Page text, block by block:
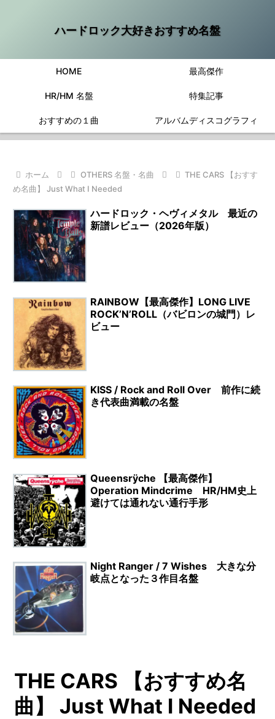
ハードロック大好きおすすめ名盤
HOME 最高傑作
HR/HM 名盤 特集記事
おすすめの１曲 アルバムディスコグラフィ
ホーム OTHERS 名盤・名曲
THE CARS 【おすす
め名曲】 Just What I Needed
ハードロック・ヘヴィメタル 最近の
新譜レビュー（2026年版）
RAINBOW【最高傑作】LONG LIVE
ROCK’N’ROLL（バビロンの城門）レ
ビュー
KISS / Rock and Roll Over 前作に続
き代表曲満載の名盤
Queensrÿche 【最高傑作】
Operation Mindcrime HR/HM史上
避けては通れない通行手形
Night Ranger / 7 Wishes 大きな分
岐点となった３作目名盤
THE CARS 【おすすめ名
曲】 Just What I Needed